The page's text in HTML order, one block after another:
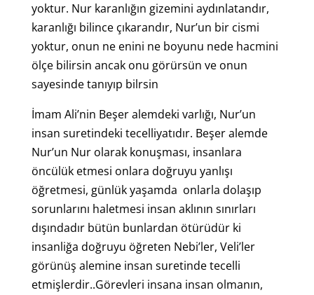
yoktur. Nur karanlığın gizemini aydınlatandır,
karanlığı bilince çıkarandır, Nur’un bir cismi
yoktur, onun ne enini ne boyunu nede hacmini
ölçe bilirsin ancak onu görürsün ve onun
sayesinde tanıyıp bilrsin
İmam Ali’nin Beşer alemdeki varlığı, Nur’un
insan suretindeki tecelliyatıdır. Beşer alemde
Nur’un Nur olarak konuşması, insanlara
öncülük etmesi onlara doğruyu yanlışı
öğretmesi, günlük yaşamda onlarla dolaşıp
sorunlarını haletmesi insan aklının sınırları
dışındadır bütün bunlardan ötürüdür ki
insanliğa doğruyu öğreten Nebi’ler, Veli’ler
görünüş alemine insan suretinde tecelli
etmişlerdir..Görevleri insana insan olmanın,